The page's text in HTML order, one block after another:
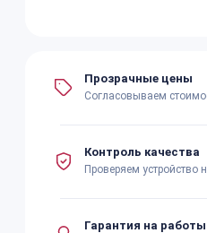
Прозрачные цены
Согласовываем
Контроль качества
Проверяем устройство
Гарантия на работы